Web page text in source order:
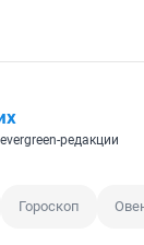
редакции
Гороскоп